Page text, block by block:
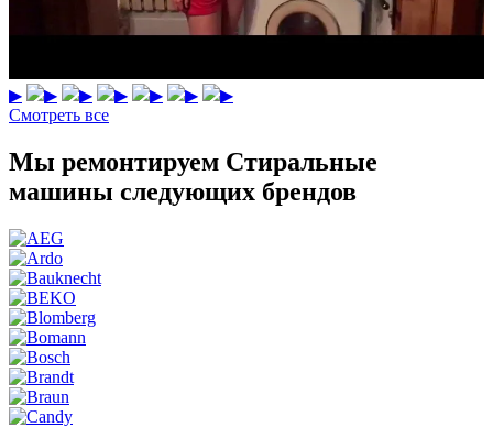
▶ ▶ ▶ ▶ ▶ ▶
▶
Смотреть все
Мы ремонтируем Стиральные
машины следующих брендов